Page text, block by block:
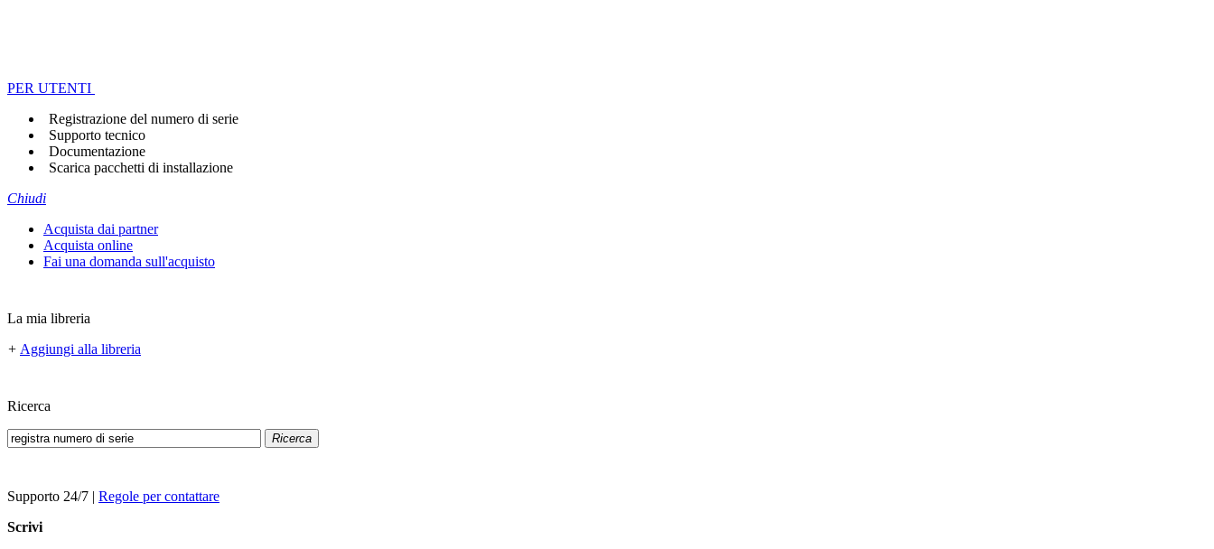
PER UTENTI
Registrazione del numero di serie
Supporto tecnico
Documentazione
Scarica pacchetti di installazione
Chiudi
Acquista dai partner
Acquista online
Fai una domanda sull'acquisto
La mia libreria
+ Aggiungi alla libreria
Ricerca
Ricerca
Supporto 24/7 | Regole per contattare
Scrivi